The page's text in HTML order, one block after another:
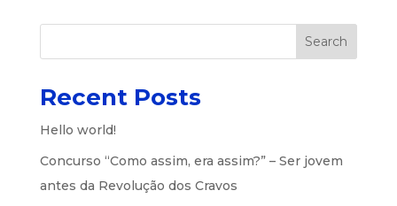
Search
Recent Posts
Hello world!
Concurso “Como assim, era assim?” – Ser jovem
antes da Revolução dos Cravos